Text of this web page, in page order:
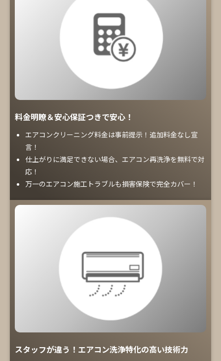
料金明瞭＆安心保証つきで安心！
エアコンクリーニング料金は事前提示！追加料金なし宣
言！
仕上がりに満足できない場合、エアコン再洗浄を無料で対
応！
万一のエアコン施工トラブルも損害保険で完全カバー！
スタッフが違う！エアコン洗浄特化の高い技術力